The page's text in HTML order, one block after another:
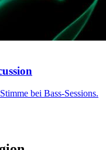
bei Bass-Sessions.